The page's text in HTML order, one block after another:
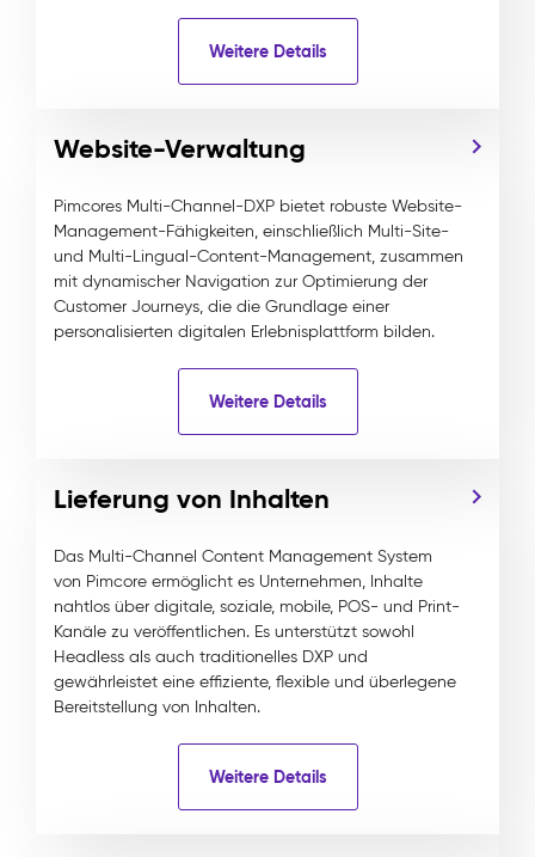
Weitere Details
Website-Verwaltung
Pimcores Multi-Channel-DXP bietet robuste Website-
Management-Fähigkeiten, einschließlich Multi-Site-
und Multi-Lingual-Content-Management, zusammen
mit dynamischer Navigation zur Optimierung der
Customer Journeys, die die Grundlage einer
personalisierten digitalen Erlebnisplattform bilden.
Weitere Details
Lieferung von Inhalten
Das Multi-Channel Content Management System
von Pimcore ermöglicht es Unternehmen, Inhalte
nahtlos über digitale, soziale, mobile, POS- und Print-
Kanäle zu veröffentlichen. Es unterstützt sowohl
Headless als auch traditionelles DXP und
gewährleistet eine effiziente, flexible und überlegene
Bereitstellung von Inhalten.
Weitere Details